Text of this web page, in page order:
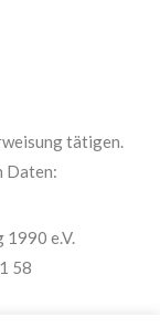
tätigen.
Daten:
e.V.
58